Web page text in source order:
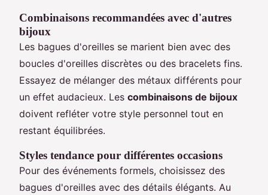
Combinaisons recommandées avec d'autres
bijoux
Les bagues d'oreilles se marient bien avec des
boucles d'oreilles discrètes ou des bracelets fins.
Essayez de mélanger des métaux différents pour
un effet audacieux. Les combinaisons de bijoux
doivent refléter votre style personnel tout en
restant équilibrées.
Styles tendance pour différentes occasions
Pour des événements formels, choisissez des
bagues d'oreilles avec des détails élégants. Au